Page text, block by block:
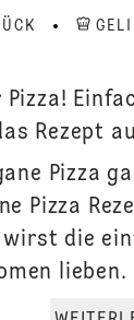
Rezept
Pizza
Pizza
die
lieben.